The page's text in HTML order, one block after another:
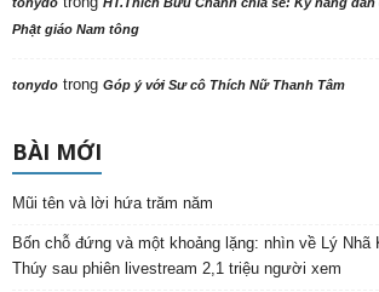
Phật giáo Nam tông
tonydo trong Góp ý với Sư cô Thích Nữ Thanh Tâm
BÀI MỚI
Mũi tên và lời hứa trăm năm
Bốn chỗ đứng và một khoảng lặng: nhìn về Lý
Thúy sau phiên livestream 2,1 triệu người xem